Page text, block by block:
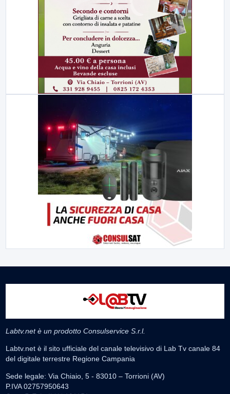
Labtv.net è un prodotto Consulservice S.r.l.
Labtv.net è il sito ufficiale del canale televisivo di Lab Tv canale 84
del digitale terrestre Regione Campania
Sede legale: Via Chiaio, 5 - 83010 – Torrioni (AV)
P.IVA 02757950643